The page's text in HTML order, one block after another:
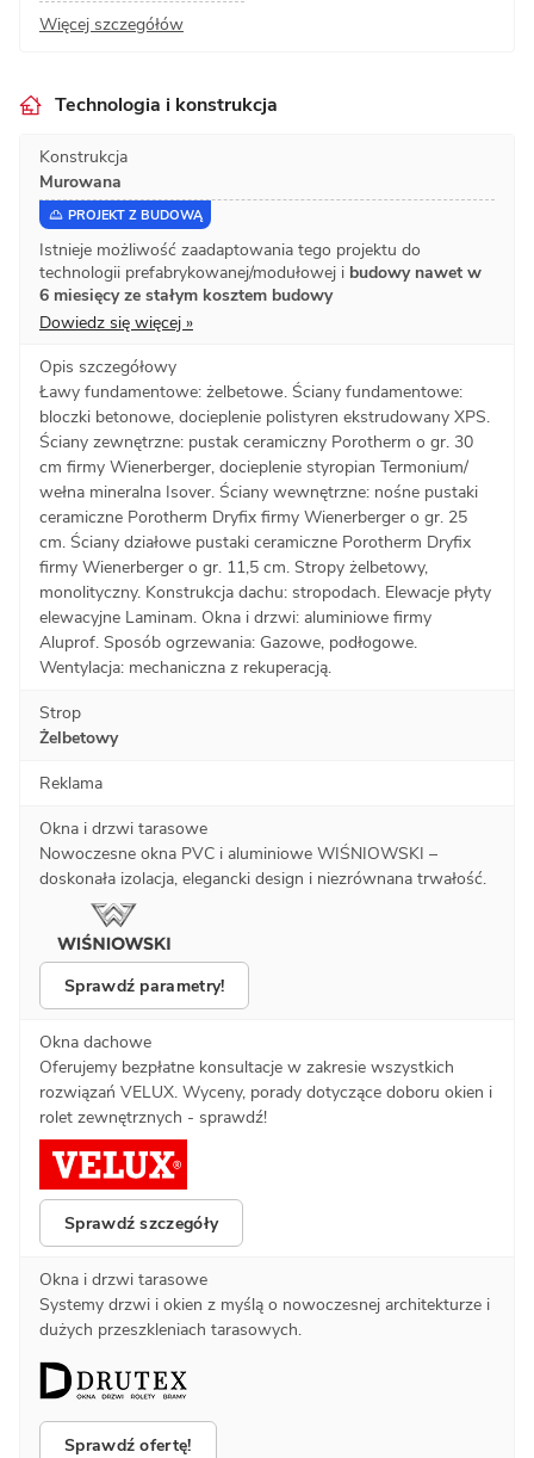
Więcej szczegółów
Technologia i konstrukcja
Konstrukcja
Murowana
PROJEKT Z BUDOWĄ
Istnieje możliwość zaadaptowania tego projektu do
technologii prefabrykowanej/modułowej i budowy nawet w
6 miesięcy ze stałym kosztem budowy
Dowiedz się więcej »
Opis szczegółowy
Ławy fundamentowe: żelbetowе. Ściany fundamentowe:
bloczki betonowe, docieplenie polistyren ekstrudowany XPS.
Ściany zewnętrzne: pustak ceramiczny Porotherm o gr. 30
cm firmy Wienerberger, docieplenie styropian Termonium/
wełna mineralna Isover. Ściany wewnętrzne: nośne pustaki
ceramiczne Porotherm Dryfix firmy Wienerberger o gr. 25
cm. Ściany działowe pustaki ceramiczne Porotherm Dryfix
firmy Wienerberger o gr. 11,5 cm. Stropy żelbetowy,
monolityczny. Konstrukcja dachu: stropodach. Elewacje płyty
elewacyjne Laminam. Okna i drzwi: aluminiowe firmy
Aluprof. Sposób ogrzewania: Gazowe, podłogowe.
Wentylacja: mechaniczna z rekuperacją.
Strop
Żelbetowy
Reklama
Okna i drzwi tarasowe
Nowoczesne okna PVC i aluminiowe WIŚNIOWSKI –
doskonała izolacja, elegancki design i niezrównana trwałość.
Sprawdź parametry!
Okna dachowe
Oferujemy bezpłatne konsultacje w zakresie wszystkich
rozwiązań VELUX. Wyceny, porady dotyczące doboru okien i
rolet zewnętrznych - sprawdź!
Sprawdź szczegóły
Okna i drzwi tarasowe
Systemy drzwi i okien z myślą o nowoczesnej architekturze i
dużych przeszkleniach tarasowych.
Sprawdź ofertę!